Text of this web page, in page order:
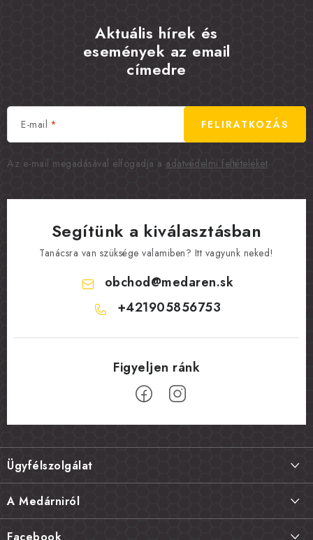
Aktuális hírek és
események az email
címedre
E-mail
Az e-mail megadásával elfogadja a adatvédelmi feltételeket.
FELIRATKOZÁS
Segítünk a kiválasztásban
Tanácsra van szüksége valamiben? Itt vagyunk neked!
obchod@medaren.sk
+421905856753
L
á
b
l
é
c
Ügyfélszolgálat
Termékek visszaküldése, csere és reklamációk
A Medárniról
Facebook